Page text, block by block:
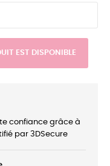
EST DISPONIBLE
confiance grâce à
par 3DSecure